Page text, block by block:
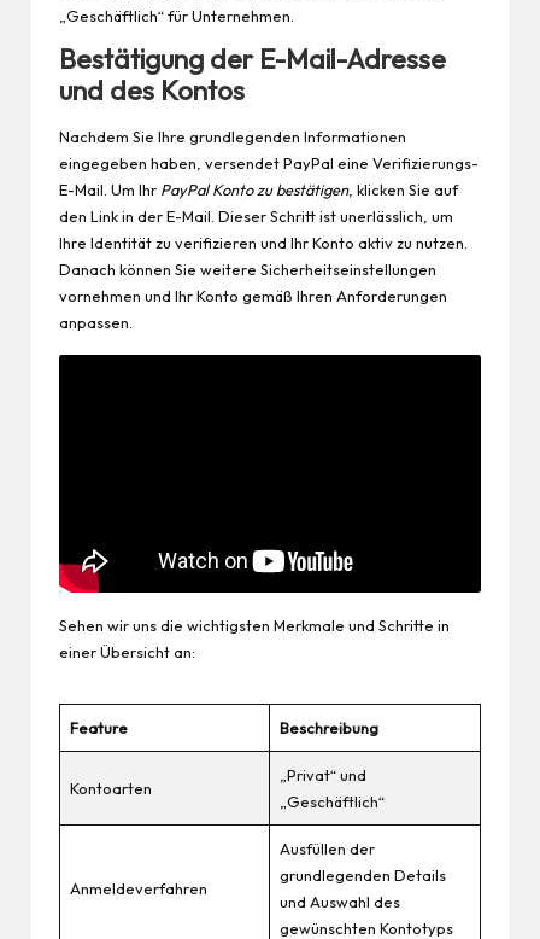
„Geschäftlich“ für Unternehmen.
Bestätigung der E-Mail-Adresse
und des Kontos
Nachdem Sie Ihre grundlegenden Informationen
eingegeben haben, versendet PayPal eine Verifizierungs-
E-Mail. Um Ihr PayPal Konto zu bestätigen, klicken Sie auf
den Link in der E-Mail. Dieser Schritt ist unerlässlich, um
Ihre Identität zu verifizieren und Ihr Konto aktiv zu nutzen.
Danach können Sie weitere Sicherheitseinstellungen
vornehmen und Ihr Konto gemäß Ihren Anforderungen
anpassen.
Sehen wir uns die wichtigsten Merkmale und Schritte in
einer Übersicht an:
Feature Beschreibung
Kontoarten
„Privat“ und
„Geschäftlich“
Anmeldeverfahren
Ausfüllen der
grundlegenden Details
und Auswahl des
gewünschten Kontotyps